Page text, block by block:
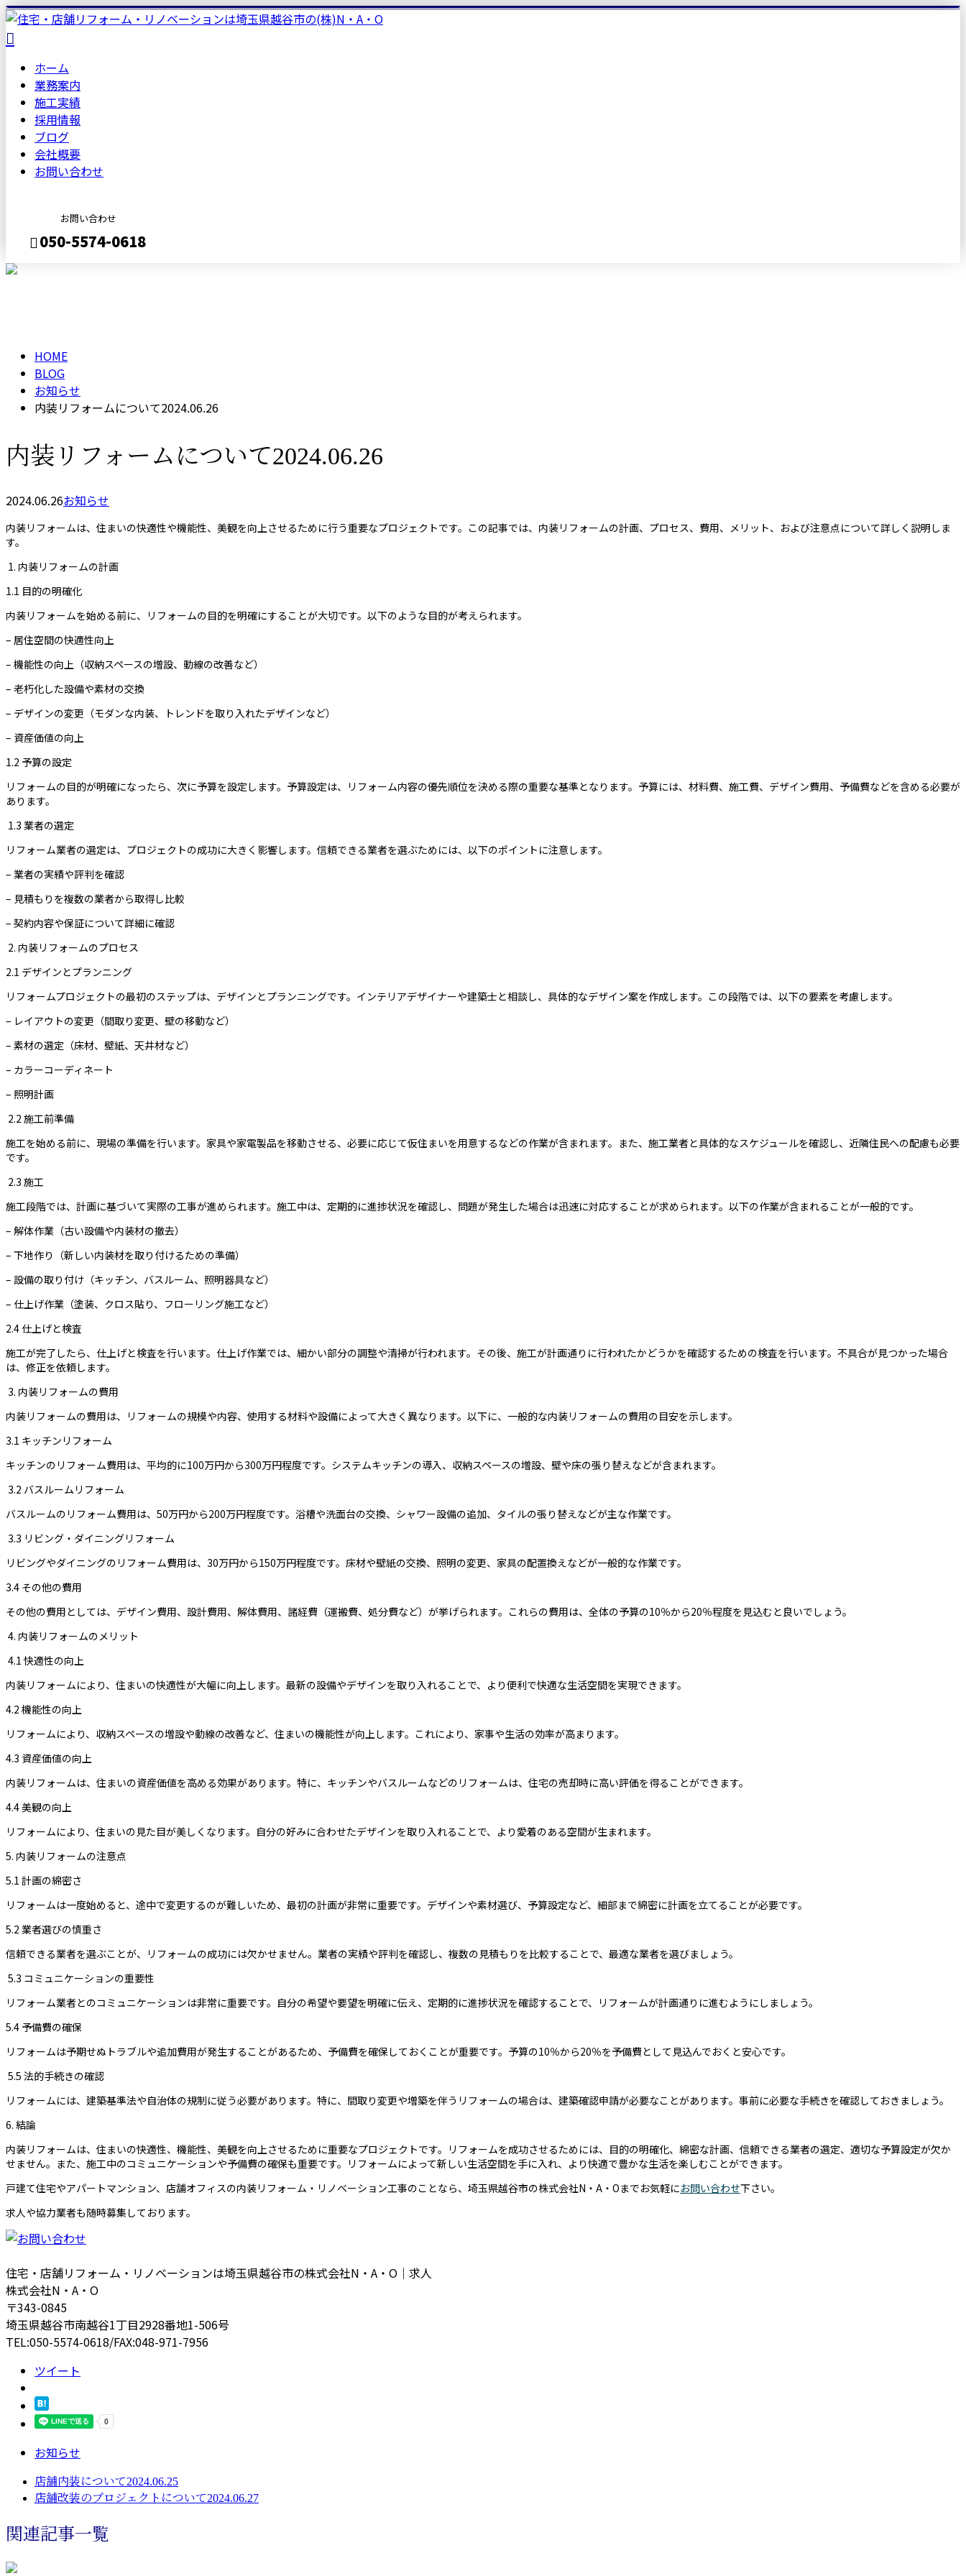
ホーム
業務案内
施工実績
採用情報
ブログ
会社概要
お問い合わせ
お問い合わせ
050-5574-0618
HOME
BLOG
お知らせ
内装リフォームについて2024.06.26
内装リフォームについて2024.06.26
2024.06.26お知らせ
内装リフォームは、住まいの快適性や機能性、美観を向上させるために行う重要なプロジェクトです。この記事では、内装リフォームの計画、プロセス、費用、メリット、および注意点について詳しく説明しま
す。
1. 内装リフォームの計画
1.1 目的の明確化
内装リフォームを始める前に、リフォームの目的を明確にすることが大切です。以下のような目的が考えられます。
– 居住空間の快適性向上
– 機能性の向上（収納スペースの増設、動線の改善など）
– 老朽化した設備や素材の交換
– デザインの変更（モダンな内装、トレンドを取り入れたデザインなど）
– 資産価値の向上
1.2 予算の設定
リフォームの目的が明確になったら、次に予算を設定します。予算設定は、リフォーム内容の優先順位を決める際の重要な基準となります。予算には、材料費、施工費、デザイン費用、予備費などを含める必要が
あります。
1.3 業者の選定
リフォーム業者の選定は、プロジェクトの成功に大きく影響します。信頼できる業者を選ぶためには、以下のポイントに注意します。
– 業者の実績や評判を確認
– 見積もりを複数の業者から取得し比較
– 契約内容や保証について詳細に確認
2. 内装リフォームのプロセス
2.1 デザインとプランニング
リフォームプロジェクトの最初のステップは、デザインとプランニングです。インテリアデザイナーや建築士と相談し、具体的なデザイン案を作成します。この段階では、以下の要素を考慮します。
– レイアウトの変更（間取り変更、壁の移動など）
– 素材の選定（床材、壁紙、天井材など）
– カラーコーディネート
– 照明計画
2.2 施工前準備
施工を始める前に、現場の準備を行います。家具や家電製品を移動させる、必要に応じて仮住まいを用意するなどの作業が含まれます。また、施工業者と具体的なスケジュールを確認し、近隣住民への配慮も必要
です。
2.3 施工
施工段階では、計画に基づいて実際の工事が進められます。施工中は、定期的に進捗状況を確認し、問題が発生した場合は迅速に対応することが求められます。以下の作業が含まれることが一般的です。
– 解体作業（古い設備や内装材の撤去）
– 下地作り（新しい内装材を取り付けるための準備）
– 設備の取り付け（キッチン、バスルーム、照明器具など）
– 仕上げ作業（塗装、クロス貼り、フローリング施工など）
2.4 仕上げと検査
施工が完了したら、仕上げと検査を行います。仕上げ作業では、細かい部分の調整や清掃が行われます。その後、施工が計画通りに行われたかどうかを確認するための検査を行います。不具合が見つかった場合
は、修正を依頼します。
3. 内装リフォームの費用
内装リフォームの費用は、リフォームの規模や内容、使用する材料や設備によって大きく異なります。以下に、一般的な内装リフォームの費用の目安を示します。
3.1 キッチンリフォーム
キッチンのリフォーム費用は、平均的に100万円から300万円程度です。システムキッチンの導入、収納スペースの増設、壁や床の張り替えなどが含まれます。
3.2 バスルームリフォーム
バスルームのリフォーム費用は、50万円から200万円程度です。浴槽や洗面台の交換、シャワー設備の追加、タイルの張り替えなどが主な作業です。
3.3 リビング・ダイニングリフォーム
リビングやダイニングのリフォーム費用は、30万円から150万円程度です。床材や壁紙の交換、照明の変更、家具の配置換えなどが一般的な作業です。
3.4 その他の費用
その他の費用としては、デザイン費用、設計費用、解体費用、諸経費（運搬費、処分費など）が挙げられます。これらの費用は、全体の予算の10％から20％程度を見込むと良いでしょう。
4. 内装リフォームのメリット
4.1 快適性の向上
内装リフォームにより、住まいの快適性が大幅に向上します。最新の設備やデザインを取り入れることで、より便利で快適な生活空間を実現できます。
4.2 機能性の向上
リフォームにより、収納スペースの増設や動線の改善など、住まいの機能性が向上します。これにより、家事や生活の効率が高まります。
4.3 資産価値の向上
内装リフォームは、住まいの資産価値を高める効果があります。特に、キッチンやバスルームなどのリフォームは、住宅の売却時に高い評価を得ることができます。
4.4 美観の向上
リフォームにより、住まいの見た目が美しくなります。自分の好みに合わせたデザインを取り入れることで、より愛着のある空間が生まれます。
5. 内装リフォームの注意点
5.1 計画の綿密さ
リフォームは一度始めると、途中で変更するのが難しいため、最初の計画が非常に重要です。デザインや素材選び、予算設定など、細部まで綿密に計画を立てることが必要です。
5.2 業者選びの慎重さ
信頼できる業者を選ぶことが、リフォームの成功には欠かせません。業者の実績や評判を確認し、複数の見積もりを比較することで、最適な業者を選びましょう。
5.3 コミュニケーションの重要性
リフォーム業者とのコミュニケーションは非常に重要です。自分の希望や要望を明確に伝え、定期的に進捗状況を確認することで、リフォームが計画通りに進むようにしましょう。
5.4 予備費の確保
リフォームは予期せぬトラブルや追加費用が発生することがあるため、予備費を確保しておくことが重要です。予算の10％から20％を予備費として見込んでおくと安心です。
5.5 法的手続きの確認
リフォームには、建築基準法や自治体の規制に従う必要があります。特に、間取り変更や増築を伴うリフォームの場合は、建築確認申請が必要なことがあります。事前に必要な手続きを確認しておきましょう。
6. 結論
内装リフォームは、住まいの快適性、機能性、美観を向上させるために重要なプロジェクトです。リフォームを成功させるためには、目的の明確化、綿密な計画、信頼できる業者の選定、適切な予算設定が欠か
せません。また、施工中のコミュニケーションや予備費の確保も重要です。リフォームによって新しい生活空間を手に入れ、より快適で豊かな生活を楽しむことができます。
戸建て住宅やアパートマンション、店舗オフィスの内装リフォーム・リノベーション工事のことなら、埼玉県越谷市の株式会社N・A・Oまでお気軽にお問い合わせ下さい。
求人や協力業者も随時募集しております。
住宅・店舗リフォーム・リノベーションは埼玉県越谷市の株式会社N・A・O｜求人
株式会社N・A・O
〒343-0845
埼玉県越谷市南越谷1丁目2928番地1-506号
TEL:050-5574-0618/FAX:048-971-7956
ツイート
お知らせ
店舗内装について2024.06.25
店舗改装のプロジェクトについて2024.06.27
関連記事一覧